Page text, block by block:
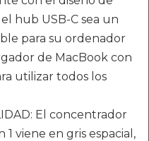
hub USB-C sea un
para su ordenador
de MacBook con
utilizar todos los
El concentrador
1 viene en gris espacial,